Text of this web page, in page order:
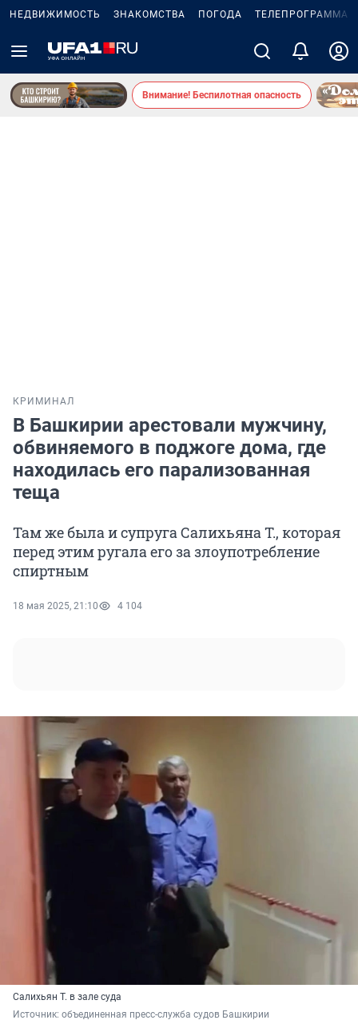
НЕДВИЖИМОСТЬ ЗНАКОМСТВА ПОГОДА ТЕЛЕПРОГРАММА
Внимание! Беспилотная опасность
КРИМИНАЛ
В Башкирии арестовали мужчину,
обвиняемого в поджоге дома, где
находилась его парализованная
теща
Там же была и супруга Салихьяна Т., которая
перед этим ругала его за злоупотребление
спиртным
18 мая 2025, 21:10 4 104
Салихьян Т. в зале суда
Источник: объединенная пресс-служба судов Башкирии